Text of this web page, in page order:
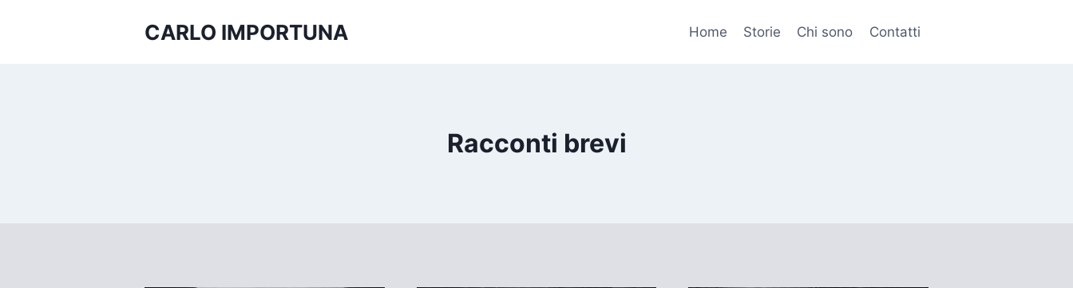
CARLO IMPORTUNA Home Storie Chi sono Contatti
Racconti brevi